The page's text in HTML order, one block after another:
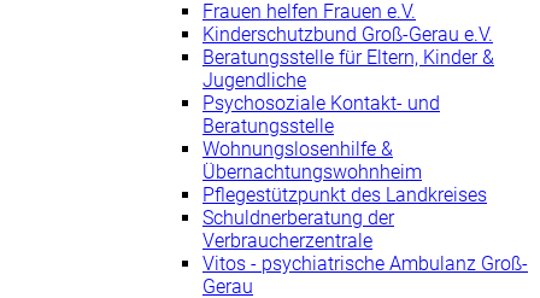
Frauen helfen Frauen e.V.
Kinderschutzbund Groß-Gerau e.V.
Beratungsstelle für Eltern, Kinder &
Jugendliche
Psychosoziale Kontakt- und
Beratungsstelle
Wohnungslosenhilfe &
Übernachtungswohnheim
Pflegestützpunkt des Landkreises
Schuldnerberatung der
Verbraucherzentrale
Vitos - psychiatrische Ambulanz Groß-
Gerau